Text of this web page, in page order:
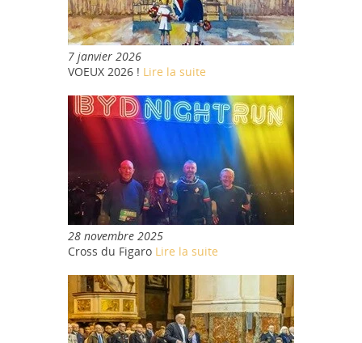
7 janvier 2026
VOEUX 2026 ! Lire la suite
28 novembre 2025
Cross du Figaro Lire la suite